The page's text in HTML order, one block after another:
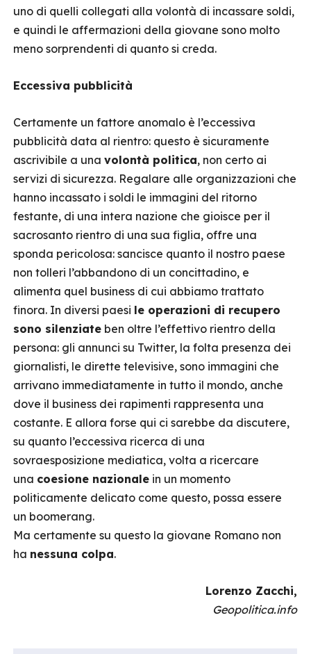
uno di quelli collegati alla volontà di incassare soldi,
e quindi le affermazioni della giovane sono molto
meno sorprendenti di quanto si creda.
Eccessiva pubblicità
Certamente un fattore anomalo è l’eccessiva
pubblicità data al rientro: questo è sicuramente
ascrivibile a una volontà politica, non certo ai
servizi di sicurezza. Regalare alle organizzazioni che
hanno incassato i soldi le immagini del ritorno
festante, di una intera nazione che gioisce per il
sacrosanto rientro di una sua figlia, offre una
sponda pericolosa: sancisce quanto il nostro paese
non tolleri l’abbandono di un concittadino, e
alimenta quel business di cui abbiamo trattato
finora. In diversi paesi le operazioni di recupero
sono silenziate ben oltre l’effettivo rientro della
persona: gli annunci su Twitter, la folta presenza dei
giornalisti, le dirette televisive, sono immagini che
arrivano immediatamente in tutto il mondo, anche
dove il business dei rapimenti rappresenta una
costante. E allora forse qui ci sarebbe da discutere,
su quanto l’eccessiva ricerca di una
sovraesposizione mediatica, volta a ricercare
una coesione nazionale in un momento
politicamente delicato come questo, possa essere
un boomerang.
Ma certamente su questo la giovane Romano non
ha nessuna colpa.
Lorenzo Zacchi,
Geopolitica.info